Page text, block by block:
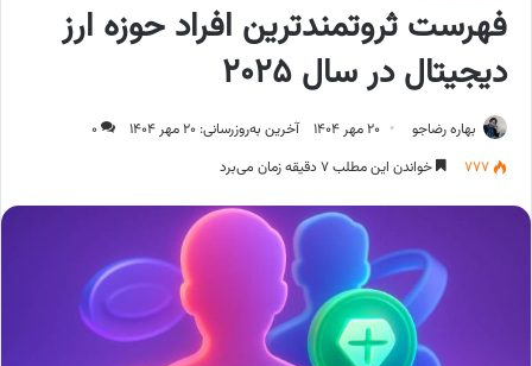
فهرست ثروتمندترین افراد حوزه ارز
دیجیتال در سال ۲۰۲۵
بهاره رضاجو ۲۰ مهر ۱۴۰۴ آخرین به‌روزرسانی: ۲۰ مهر ۱۴۰۴
۰
۷۷۷
خواندن این مطلب ۷ دقیقه زمان می‌برد